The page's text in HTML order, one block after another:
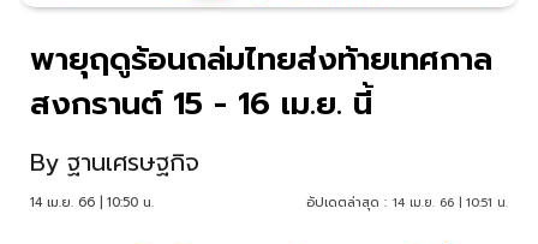
พายุฤดูร้อนถล่มไทยส่งท้ายเทศกาล
สงกรานต์ 15 - 16 เม.ย. นี้
By ฐานเศรษฐกิจ
14 เม.ย. 66 | 10:50 น. อัปเดตล่าสุด : 14 เม.ย. 66 | 10:51 น.